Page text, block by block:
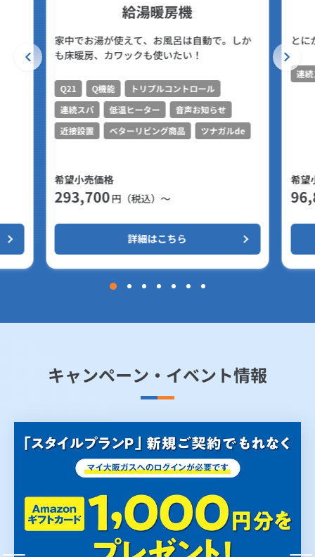
給湯暖房機
家中でお湯が使えて、お風呂は自動で。しか
も床暖房、カワックも使いたい！
Q21 Q機能
トリプルコントロール
連続スパ
低温ヒーター
音声お知らせ
近接設置
ベターリビング商品 ツナガルde
希望小売価格
293,700円（税込）～
詳細はこちら
とに
連
希望
キャンペーン・イベント情報